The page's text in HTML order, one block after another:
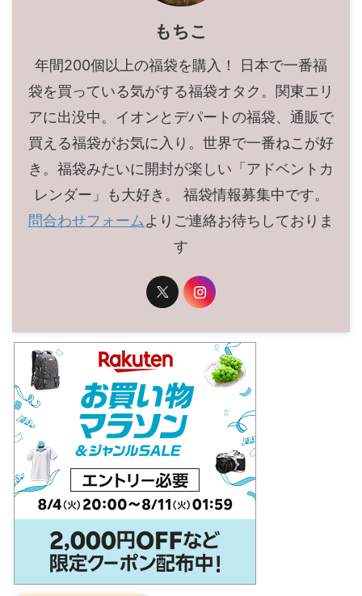
もちこ
年間200個以上の福袋を購入！ 日本で一番福
袋を買っている気がする福袋オタク。関東エリ
アに出没中。イオンとデパートの福袋、通販で
買える福袋がお気に入り。世界で一番ねこが好
き。福袋みたいに開封が楽しい「アドベントカ
レンダー」も大好き。 福袋情報募集中です。
問合わせフォームよりご連絡お待ちしておりま
す